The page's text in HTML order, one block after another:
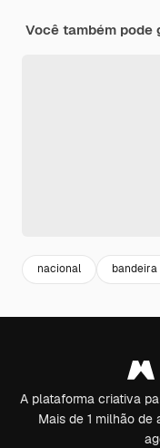
Você também
nacional
A plataforma criativa
Mais de 1 milhão de